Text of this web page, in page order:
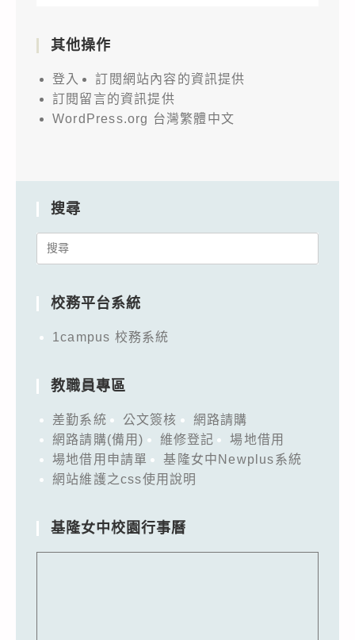
其他操作
登入
訂閱網站內容的資訊提供
訂閱留言的資訊提供
WordPress.org 台灣繁體中文
搜尋
Search
校務平台系統
1campus 校務系統
教職員專區
差勤系統 公文簽核
網路請購
網路請購(備用)
維修登記
場地借用
場地借用申請單
基隆女中Newplus系統
網站維護之css使用說明
基隆女中校園行事曆